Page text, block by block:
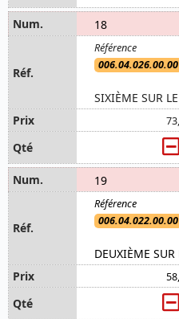
18
006.04.026.00.00
SIXIÈME SUR
19
006.04.022.00.00
DEUXIÈME